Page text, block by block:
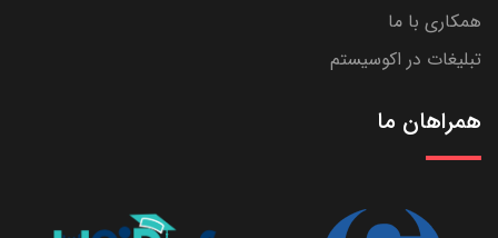
همکاری با ما
تبلیغات در اکوسیستم
همراهان ما